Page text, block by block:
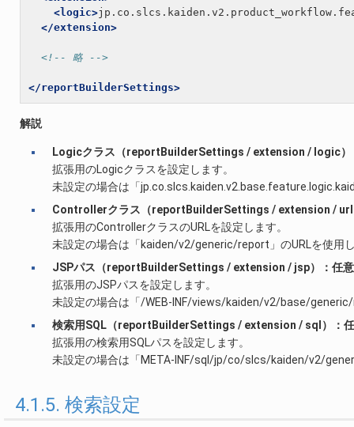
<logic>
</extension>
<!-- 略 -->
</reportBuilderSettings>
解説
Logicクラス（reportBuilderSettings / extension / logic）
拡張用のLogicクラスを設定します。
未設定の場合は「
Controllerクラス（reportBuilderSettings / extension / url
拡張用のControllerクラスのURLを設定します。
未設定の場合は「kaiden/v2/generic/report」のURLを使用
JSPパス（reportBuilderSettings / extension / jsp）：任意
拡張用のJSPパスを設定します。
未設定の場合は「/WEB-INF/views/kaiden/v2/base/
検索用SQL（reportBuilderSettings / extension / sql）：
拡張用の検索用SQLパスを設定します。
未設定の場合は「META-INF/sql/jp/co/slcs/kaiden/v2/
4.1.5. 検索設定